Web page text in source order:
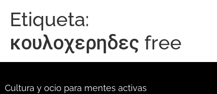
Etiqueta:
κουλοχερηδες free
Cultura y ocio para mentes activas